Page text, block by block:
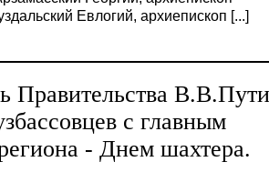
Евлогий, архиепископ [...]
Правительства
с главным
- Днем шахтера.